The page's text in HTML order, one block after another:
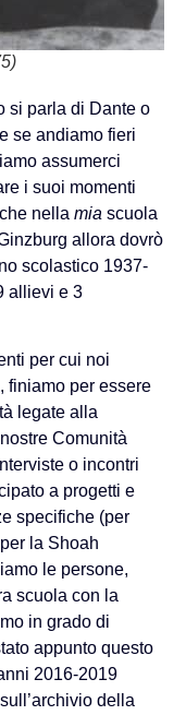
si parla di Dante o
se andiamo fieri
assumerci
i suoi momenti
nella mia scuola
allora dovrò
scolastico 1937-
allievi e 3
per cui noi
finiamo per essere
legate alla
Comunità
o incontri
a progetti e
specifiche (per
la Shoah
le persone,
scuola con la
in grado di
appunto questo
2016-2019
della